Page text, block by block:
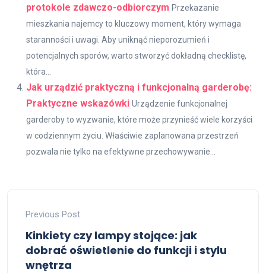
protokole zdawczo-odbiorczym Przekazanie
mieszkania najemcy to kluczowy moment, który wymaga
staranności i uwagi. Aby uniknąć nieporozumień i
potencjalnych sporów, warto stworzyć dokładną checklistę,
która...
Jak urządzić praktyczną i funkcjonalną garderobę:
Praktyczne wskazówki Urządzenie funkcjonalnej
garderoby to wyzwanie, które może przynieść wiele korzyści
w codziennym życiu. Właściwie zaplanowana przestrzeń
pozwala nie tylko na efektywne przechowywanie...
Previous Post
Kinkiety czy lampy stojące: jak
dobrać oświetlenie do funkcji i stylu
wnętrza